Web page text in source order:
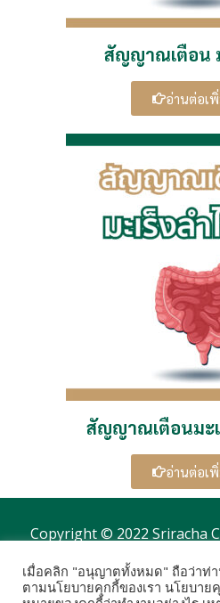
สัญญาณเตือน
อ่านต่อเ
สัญญาณเตือนมะ
อ่านต่อเ
Copyright © 2022 Sriracha
Post Views: 3,721
เมื่อคลิก "อนุญาตทั้งหมด" ถือว่าท่
ตามนโยบายคุกกี้ของเรา นโยบาย